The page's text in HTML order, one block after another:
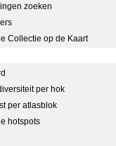
zoeken
Collectie op de Kaart
per hok
per atlasblok
hotspots